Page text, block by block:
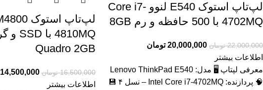
لپ‌تاپ استوک E540 لنوو Core i7-
4702MQ با 500 حافظه و رم 8GB
22,000,000 تومان 20,000,000 تومان
اطلاعات بیشتر
معرفی لپتاپ 🖥️ مدل: Lenovo ThinkPad E540
🧠 پردازنده: Intel Core i7‑4702MQ – نسل ۴ 💾
Quadro 2GB
16,500,000 تومان 14,500,000
اطلاعات بیشتر